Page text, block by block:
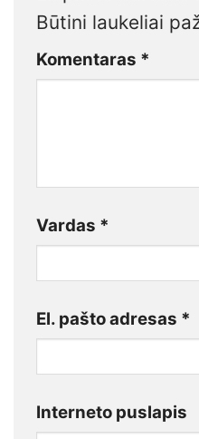
Būtini laukeliai
Komentaras *
Vardas *
El. pašto adresas *
Interneto puslapis